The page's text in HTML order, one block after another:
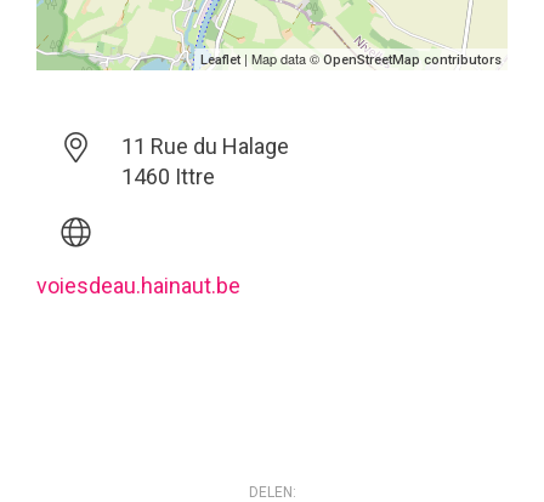
Leaflet | Map data © OpenStreetMap contributors
11 Rue du Halage
1460 Ittre
voiesdeau.hainaut.be
DELEN: